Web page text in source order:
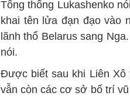
Tổng thống Lukashenko
khai tên lửa đạn đạo vào
lãnh thổ Belarus sang Nga.
nói.
Được biết sau khi Liên Xô
vẫn còn các cơ sở bố trí